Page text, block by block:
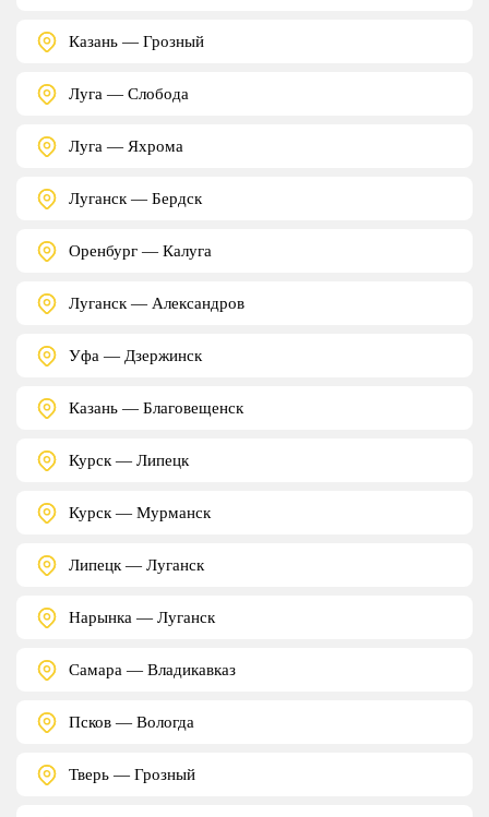
Казань — Грозный
Луга — Слобода
Луга — Яхрома
Луганск — Бердск
Оренбург — Калуга
Луганск — Александров
Уфа — Дзержинск
Казань — Благовещенск
Курск — Липецк
Курск — Мурманск
Липецк — Луганск
Нарынка — Луганск
Самара — Владикавказ
Псков — Вологда
Тверь — Грозный